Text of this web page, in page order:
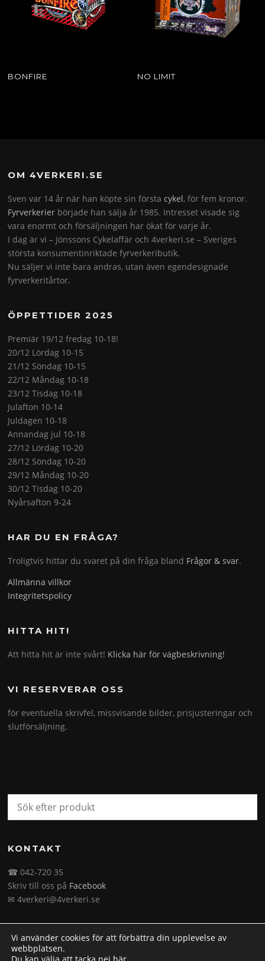
BONFIRE NO LIMIT
OM 4VERKERI.SE
Sven var 14 år när han köpte sin förstacykel, för fem kronor.
Fyrverkerier började han sälja år 1985. Intresset visade sig
vara enormt och försäljningen har ökat för varje år.
I dag är vi – Jönssons Cykelaffär och 4verkeri.se – Sveriges
största konsumentinriktade fyrverkeributik.
Nu säljer vi inte bara andras, utan även egendesignade
fyrverkeritårtor.
ÖPPETTIDER 2025
Premiär 19/12 fredag 10-18!
20/12 Lördag 10-15
21/12 Söndag 10-15
22/12 Måndag 10-18
23/12 Tisdag 10-18
Julafton 10-14
Juldagen 10-18
Annandag jul 10-18
27/12 Lördag 10-20
28/12 Söndag 10-20
29/12 Måndag 10-20
30/12 Tisdag 10-20
Nyårsafton 9-24
HAR DU EN FRÅGA?
Troligtvis hittar du svaret på din fråga bland Frågor & svar.
Allmänna villkor
Integritetspolicy
HITTA HIT!
Att hitta hit är inte svårt! Klicka här för vägbeskrivning!
VI RESERVERAR OSS
för eventuella skrivfel, missvisande bilder, prisjusteringar och
slutförsäljning.
KONTAKT
☎ 042-720 35
Skriv till oss på Facebook
✉ 4verkeri@4verkeri.se
Vi använder cookies för att förbättra din upplevelse av
webbplatsen.